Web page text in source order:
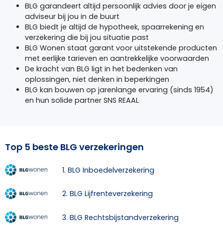
BLG garandeert altijd persoonlijk advies door je eigen
adviseur bij jou in de buurt
BLG biedt je altijd de hypotheek, spaarrekening en
verzekering die bij jou situatie past
BLG Wonen staat garant voor uitstekende producten
met eerlijke tarieven en aantrekkelijke voorwaarden
De kracht van BLG ligt in het bedenken van
oplossingen, niet denken in beperkingen
BLG kan bouwen op jarenlange ervaring (sinds 1954)
en hun solide partner SNS REAAL
Top 5 beste BLG verzekeringen
1. BLG Inboedelverzekering
2. BLG Lijfrenteverzekering
3. BLG Rechtsbijstandverzekering